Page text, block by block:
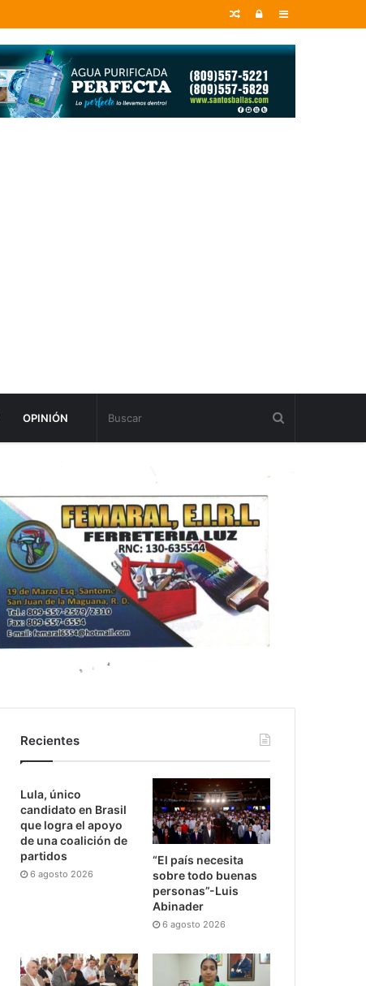
Sidebar
Entrar
Random
OPINIÓN
Recientes
Lula, único
candidato en Brasil
que logra el apoyo
de una coalición de
partidos
6 agosto 2026
“El país necesita
sobre todo buenas
personas”-Luis
Abinader
6 agosto 2026